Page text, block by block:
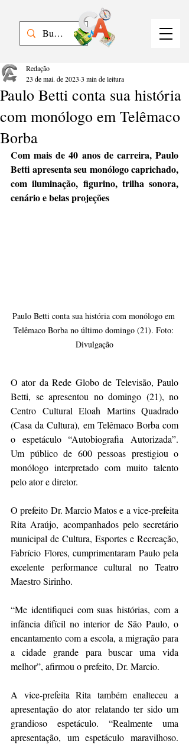
Paulo Betti conta sua história
com monólogo em Telêmaco
Borba
Redação
23 de mai. de 2023 3 min de leitura
Com mais de 40 anos de carreira, Paulo
Betti apresenta seu monólogo caprichado,
com iluminação, figurino, trilha sonora,
cenário e belas projeções
Paulo Betti conta sua história com monólogo em
Telêmaco Borba no último domingo (21). Foto:
Divulgação
O ator da Rede Globo de Televisão, Paulo
Betti, se apresentou no domingo (21), no
Centro Cultural Eloah Martins Quadrado
(Casa da Cultura), em Telêmaco Borba com
o espetáculo “Autobiografia Autorizada”.
Um público de 600 pessoas prestigiou o
monólogo interpretado com muito talento
pelo ator e diretor.
O prefeito Dr. Marcio Matos e a vice-prefeita
Rita Araújo, acompanhados pelo secretário
municipal de Cultura, Esportes e Recreação,
Fabrício Flores, cumprimentaram Paulo pela
excelente performance cultural no Teatro
Maestro Sirinho.
“Me identifiquei com suas histórias, com a
infância difícil no interior de São Paulo, o
encantamento com a escola, a migração para
a cidade grande para buscar uma vida
melhor”, afirmou o prefeito, Dr. Marcio.
A vice-prefeita Rita também enalteceu a
apresentação do ator relatando ter sido um
grandioso espetáculo. “Realmente uma
apresentação, um espetáculo maravilhoso.